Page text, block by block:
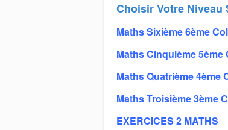
Choisir Votre Niveau
Maths Sixième 6ème
Maths Cinquième 5ème
Maths Quatrième 4ème
Maths Troisième 3ème
EXERCICES 2 MATHS